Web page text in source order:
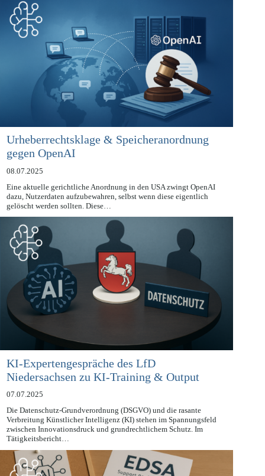
Urheberrechtsklage & Speicheranordnung
gegen OpenAI
08.07.2025
Eine aktuelle gerichtliche Anordnung in den USA zwingt OpenAI
dazu, Nutzerdaten aufzubewahren, selbst wenn diese eigentlich
gelöscht werden sollten. Diese…
KI-Expertengespräche des LfD
Niedersachsen zu KI-Training & Output
07.07.2025
Die Datenschutz-Grundverordnung (DSGVO) und die rasante
Verbreitung Künstlicher Intelligenz (KI) stehen im Spannungsfeld
zwischen Innovationsdruck und grundrechtlichem Schutz. Im
Tätigkeitsbericht…